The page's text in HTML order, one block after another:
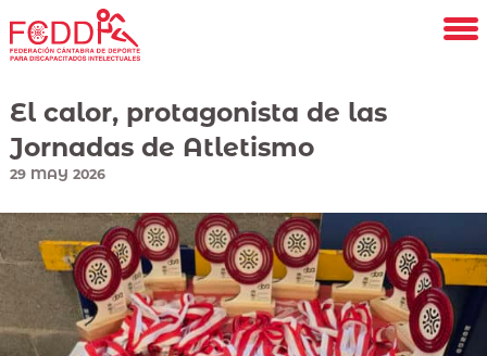
Saltar
al
principal
El calor, protagonista de las
Jornadas de Atletismo
29 MAY 2026